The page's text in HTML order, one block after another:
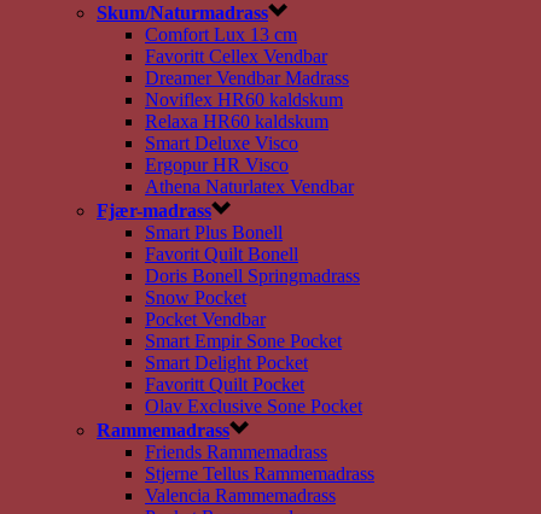
Skum/Naturmadrass
Comfort Lux 13 cm
Favoritt Cellex Vendbar
Dreamer Vendbar Madrass
Noviflex HR60 kaldskum
Relaxa HR60 kaldskum
Smart Deluxe Visco
Ergopur HR Visco
Athena Naturlatex Vendbar
Fjær-madrass
Smart Plus Bonell
Favorit Quilt Bonell
Doris Bonell Springmadrass
Snow Pocket
Pocket Vendbar
Smart Empir Sone Pocket
Smart Delight Pocket
Favoritt Quilt Pocket
Olav Exclusive Sone Pocket
Rammemadrass
Friends Rammemadrass
Stjerne Tellus Rammemadrass
Valencia Rammemadrass